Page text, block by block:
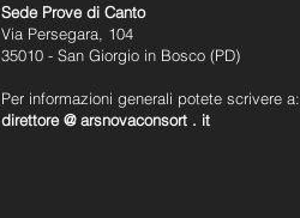
Sede Prove di Canto
Via Persegara, 104
35010 - San Giorgio in Bosco (PD)
Per informazioni generali potete scrivere a:
direttore @ arsnovaconsort . it